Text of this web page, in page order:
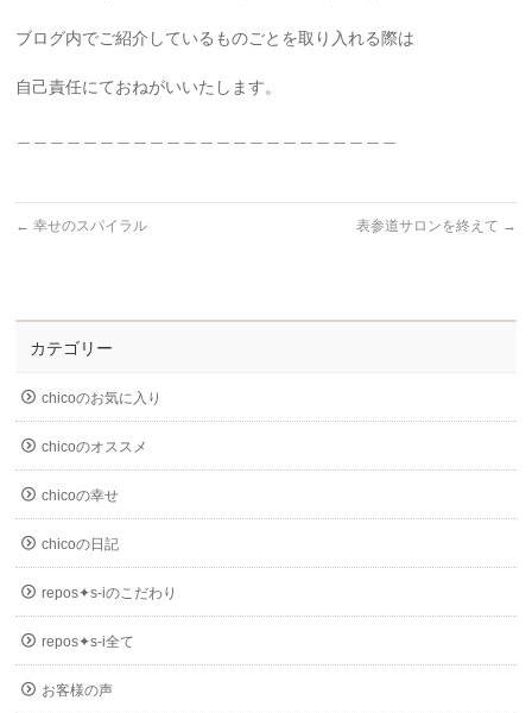
ブログ内でご紹介しているものごとを取り入れる際は
自己責任にておねがいいたします。
← 幸せのスパイラル 表参道サロンを終えて →
カテゴリー
chicoのお気に入り
chicoのオススメ
chicoの幸せ
chicoの日記
repos✦s-iのこだわり
repos✦s-i全て
お客様の声